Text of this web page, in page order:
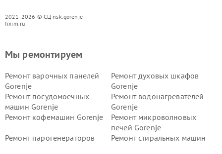
2021-2026 © СЦ nsk.gorenje-
fixim.ru
Мы ремонтируем
Ремонт варочных панелей
Gorenje
Ремонт духовых шкафов
Gorenje
Ремонт посудомоечных
машин Gorenje
Ремонт водонагревателей
Gorenje
Ремонт кофемашин Gorenje
Ремонт микроволновых
печей Gorenje
Ремонт парогенераторов
Ремонт стиральных машин